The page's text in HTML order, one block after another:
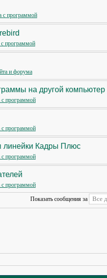
с программой
с программой
и форума
на другой компьютер
с программой
с программой
линейки Кадры Плюс
с программой
с программой
Показать сообщения за